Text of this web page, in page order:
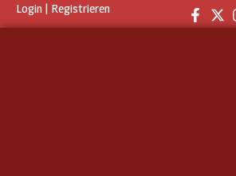
Login | Registrieren